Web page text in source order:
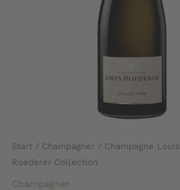
Start / Champagner / Champagne Louis
Roederer Collection
Champagner